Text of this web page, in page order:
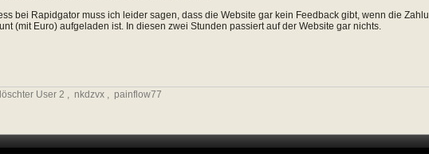
bei Rapidgator muss ich leider sagen, dass die Website gar kein Feedback gibt, wenn die
(mit Euro) aufgeladen ist. In diesen zwei Stunden passiert auf der Website gar nichts.
User 2 , nkdzvx , painflow77